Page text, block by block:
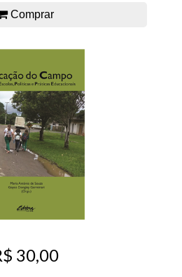
Comprar
30,00